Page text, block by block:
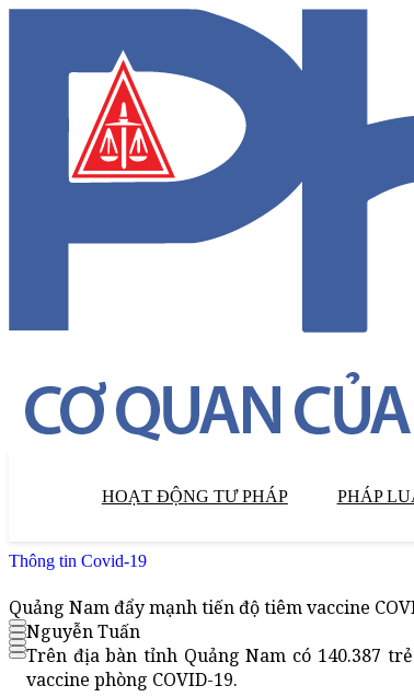
HOẠT ĐỘNG TƯ PHÁP PHÁP
Thông tin Covid-19
Quảng Nam đẩy mạnh tiến độ tiêm vaccine
Nguyễn Tuấn
Trên địa bàn tỉnh Quảng Nam có 140.387
vaccine phòng COVID-19.